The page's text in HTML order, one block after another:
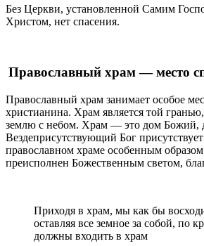
Без Церкви, установленной Самим
Христом, нет спасения.
Православный храм—место
Православный храм занимает особое
христианина. Храм является той
землю с небом. Храм — это дом Божий,
Вездеприсутствующий Бог
православном храме особенным
преисполнен Божественным светом,
Приходя в храм, мы как бы
оставляя все земное за собой, по
должны входить в храм